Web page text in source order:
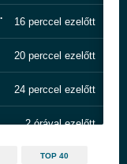
- tilos.hu
16 perccel ezelőtt
20 perccel ezelőtt
24 perccel ezelőtt
2 órával ezelőtt
2 órával ezelőtt
TOP 40